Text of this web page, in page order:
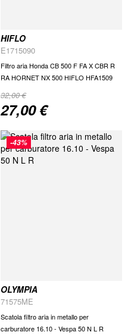
HIFLO
E1715090
Filtro aria Honda CB 500 F FA X CBR R
RA HORNET NX 500 HIFLO HFA1509
Special
Price
27,00 €
32,00 €
-43%
OLYMPIA
71575ME
Scatola filtro aria in metallo per
carburatore 16.10 - Vespa 50 N L R